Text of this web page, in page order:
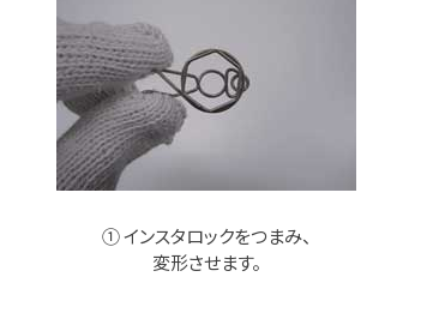
① インスタロックをつまみ、
変形させます。